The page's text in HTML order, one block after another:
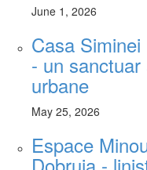
June 1, 2026
Casa
- un sanctuar
urbane
May 25, 2026
Espace